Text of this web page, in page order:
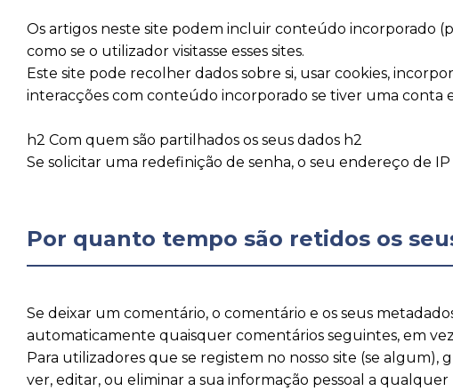
Os artigos neste site podem incluir conteúdo incorporado
como se o utilizador visitasse esses sites.
Este site pode recolher dados sobre si, usar cookies,
interacções com conteúdo incorporado se tiver uma conta e
h2 Com quem são partilhados os seus dados h2
Se solicitar uma redefinição de senha, o seu endereço de
Por quanto tempo são retidos os
Se deixar um comentário, o comentário e os seus
automaticamente quaisquer comentários seguintes, em
Para utilizadores que se registem no nosso site (se
ver, editar, ou eliminar a sua informação pessoal a